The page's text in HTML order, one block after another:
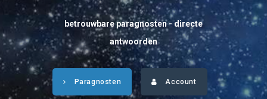
Horoscoop 12
Waterman
Vissen
Ram
Tarotkaart
Getuigenissen
Belverzoek
betrouwbare paragnosten - directe
antwoorden
Paragnosten Account